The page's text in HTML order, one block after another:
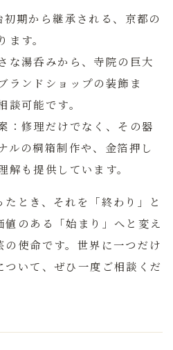
初期から継承される、京都の
す。
な湯呑みから、寺院の巨大
ランドショップの装飾ま
談可能です。
： 修理だけでなく、その器
ルの桐箱制作や、金箔押し
解も提供しています。
とき、それを「終わり」と
のある「始まり」へと変え
の使命です。世界に一つだけ
いて、ぜひ一度ご相談くだ